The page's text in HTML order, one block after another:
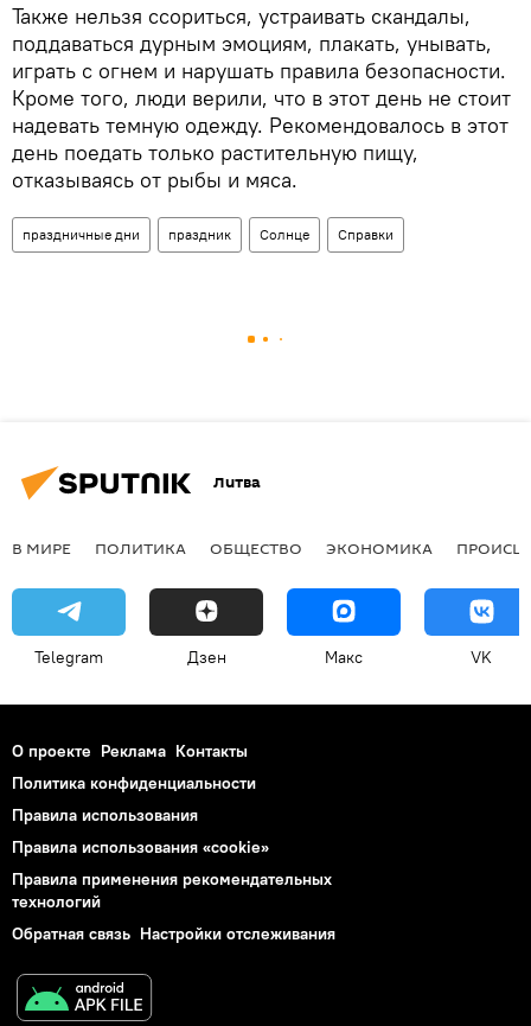
Также нельзя ссориться, устраивать скандалы,
поддаваться дурным эмоциям, плакать, унывать,
играть с огнем и нарушать правила безопасности.
Кроме того, люди верили, что в этот день не стоит
надевать темную одежду. Рекомендовалось в этот
день поедать только растительную пищу,
отказываясь от рыбы и мяса.
праздничные дни праздник Солнце Справки
Литва
В МИРЕ ПОЛИТИКА ОБЩЕСТВО ЭКОНОМИКА
Telegram Дзен Макс VK
О проекте Реклама Контакты
Политика конфиденциальности
Правила использования
Правила использования «cookie»
Правила применения рекомендательных
технологий
Обратная связь Настройки отслеживания